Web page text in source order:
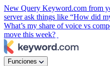
New Query Keyword.com from
server ask things like “How did
What’s my share of voice vs
move this week?
Funciones